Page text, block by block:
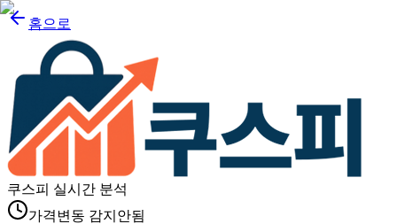
홈으로
쿠스피 실시간 분석
가격변동 감지안됨